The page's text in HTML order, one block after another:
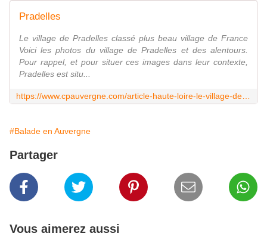
Pradelles
Le village de Pradelles classé plus beau village de France
Voici les photos du village de Pradelles et des alentours.
Pour rappel, et pour situer ces images dans leur contexte,
Pradelles est situ...
#Balade en Auvergne
Partager
Vous aimerez aussi